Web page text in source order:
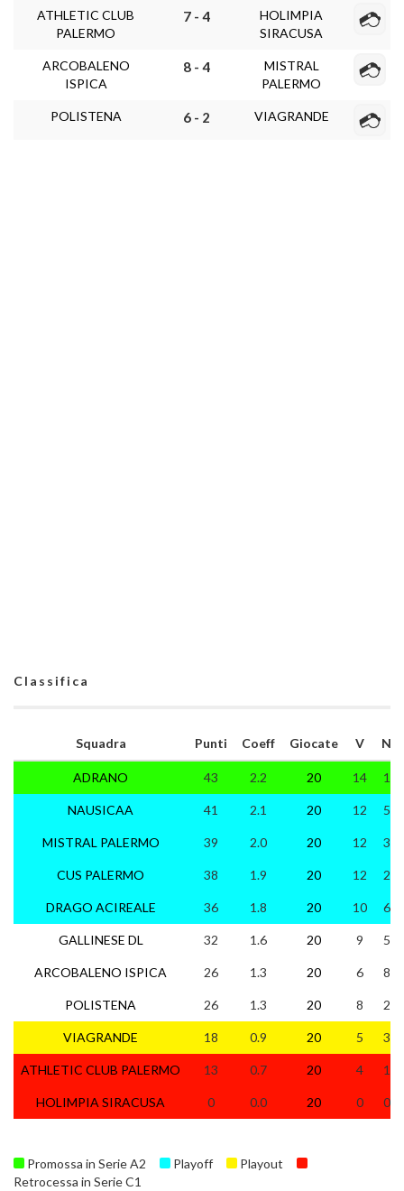
ATHLETIC CLUB
PALERMO
7 - 4
HOLIMPIA
SIRACUSA
ARCOBALENO
ISPICA
8 - 4
MISTRAL
PALERMO
POLISTENA 6 - 2 VIAGRANDE
Classifica
Squadra
ADRANO
NAUSICAA
MISTRAL PALERMO
CUS PALERMO
DRAGO ACIREALE
GALLINESE DL
ARCOBALENO ISPICA
POLISTENA
VIAGRANDE
ATHLETIC CLUB PALERMO
HOLIMPIA SIRACUSA
Punti Coeff Giocate V N
43 2.2 20 14 1
41 2.1 20 12 5
39 2.0 20 12 3
38 1.9 20 12 2
36 1.8 20 10 6
32 1.6 20 9 5
26 1.3 20 6 8
26 1.3 20 8 2
18 0.9 20 5 3
13 0.7 20 4 1
0 0.0 20 0 0
Promossa in Serie A2 Playoff
Playout
Retrocessa in Serie C1